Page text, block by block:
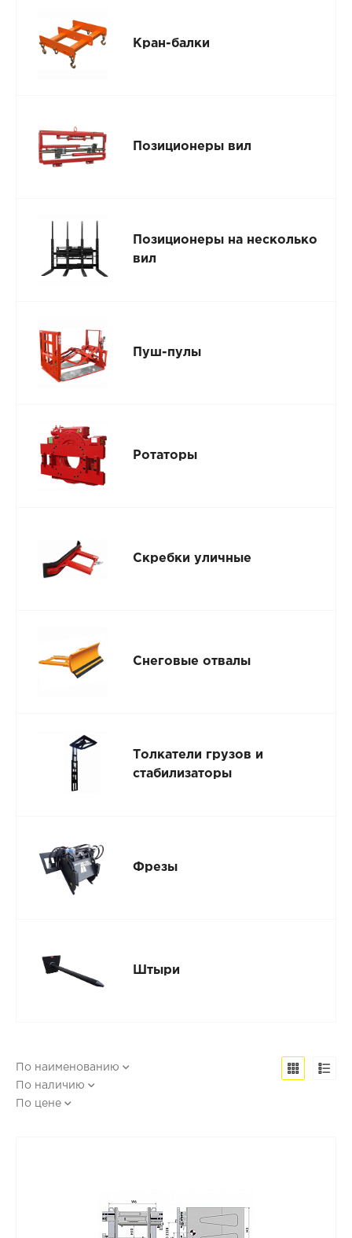
Кран-балки
Позиционеры вил
Позиционеры на несколько
вил
Пуш-пулы
Ротаторы
Скребки уличные
Снеговые отвалы
Толкатели грузов и
стабилизаторы
Фрезы
Штыри
По наименованию
По наличию
По цене